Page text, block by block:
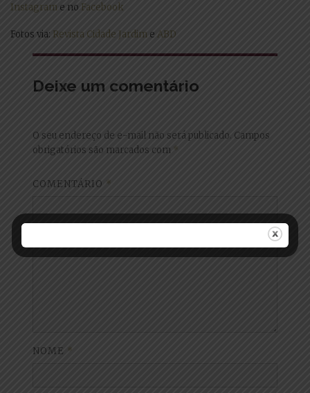
Instagram e no Facebook
Fotos via: Revista Cidade Jardim e ABD
Deixe um comentário
O seu endereço de e-mail não será publicado. Campos
obrigatórios são marcados com *
COMENTÁRIO *
NOME *